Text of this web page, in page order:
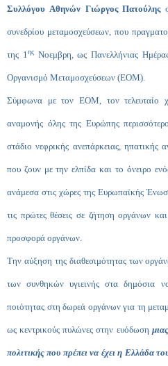
Συλλόγου Αθηνών Γιώργος Πατούλης
συνεδρίου μεταμοσχεύσεων, που
της 1ηςΝοεμβρη, ως Πανελλήνιας
Οργανισμό Μεταμοσχεύσεων (ΕΟΜ).
Σύμφωνα με τον ΕΟΜ, τον τελευταίο
αναμονής όλης της Ευρώπης
στάδιο νεφρικής ανεπάρκειας, ηπατικής
που ζουν με την ελπίδα και το όνειρο
ανάμεσα στις χώρες της Ευρωπαϊκής
τις πρώτες θέσεις σε ζήτηση οργάνων
προσφορά οργάνων.
Την αύξηση της διαθεσιμότητας των
των συνθηκών υγιεινής στα δημόσια
ποιότητας στη δωρεά οργάνων για τη
ως κεντρικούς πυλώνες στην ευόδωση
πολιτικής που πρέπει να έχει η Ελλάδα